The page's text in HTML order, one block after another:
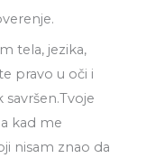
tela, jezika,
pravo u oči i
kad me
nisam znao da